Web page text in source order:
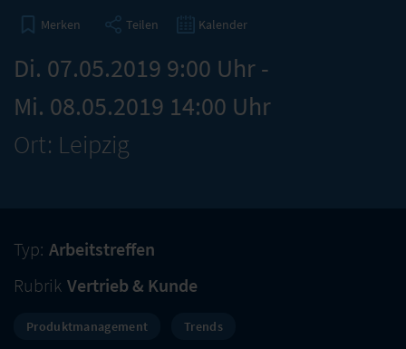
Merken Teilen Kalender
Di. 07.05.2019 9:00 Uhr -
Mi. 08.05.2019 14:00 Uhr
Ort: Leipzig
Typ: Arbeitstreffen
Rubrik Vertrieb & Kunde
Produktmanagement Trends